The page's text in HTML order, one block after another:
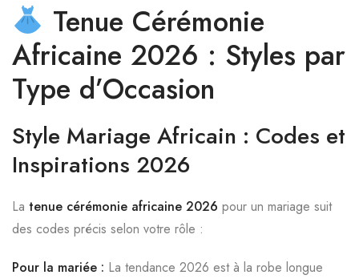
Tenue Cérémonie
Africaine 2026 : Styles par
Type d’Occasion
Style Mariage Africain : Codes et
Inspirations 2026
La tenue cérémonie africaine 2026 pour un mariage suit
des codes précis selon votre rôle :
Pour la mariée : La tendance 2026 est à la robe longue